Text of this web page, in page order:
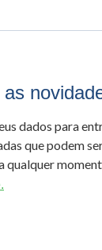
as
dados para
que podem
qualquer